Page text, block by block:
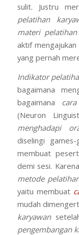
sulit. Justru
pelatihan
materi
aktif
yang pernah
Indikator
bagaimana
bagaimana
(Neuron
menghadapi
diselingi
membuat
demi sesi.
metode
yaitu membuat
mudah
karyawan
pengembangan